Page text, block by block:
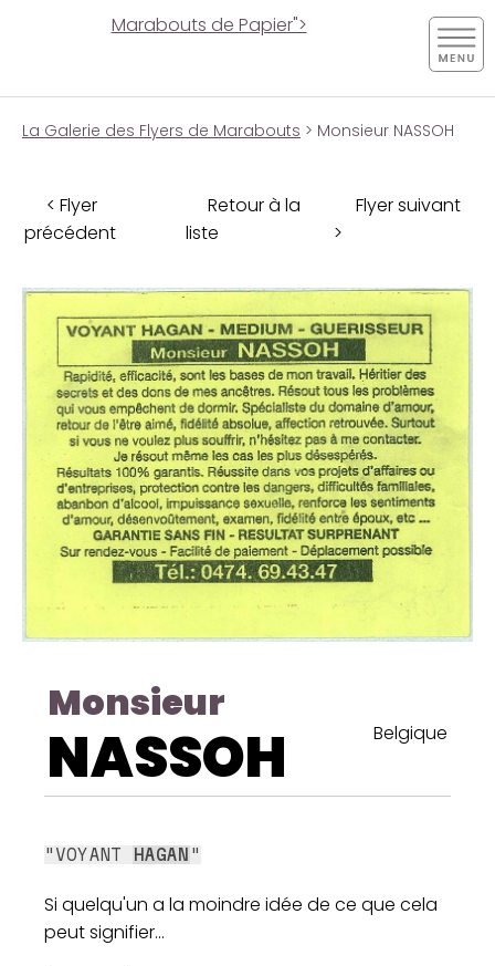
Marabouts de Papier">
La Galerie des Flyers de Marabouts > Monsieur NASSOH
< Flyer
précédent
Retour à la
liste
Flyer suivant
>
Monsieur
NASSOH Belgique
"VOYANT HAGAN "
Si quelqu'un a la moindre idée de ce que cela
peut signifier...